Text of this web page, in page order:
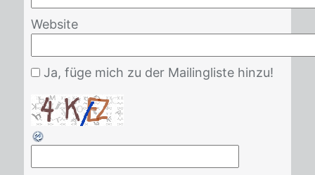
Website
Ja, füge mich zu der Mailingliste hinzu!